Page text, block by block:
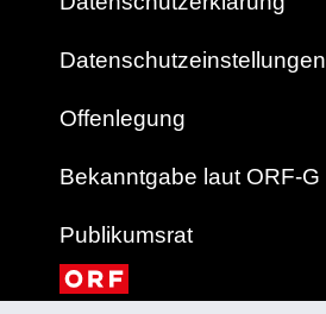
Datenschutzeinstellungen
Offenlegung
Bekanntgabe laut ORF-G
Publikumsrat